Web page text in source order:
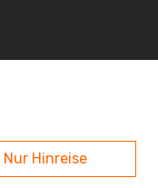
Nur Hinreise